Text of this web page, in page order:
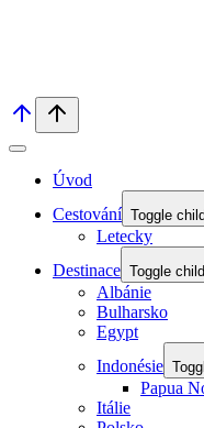
Úvod
Cestování Toggle
Letecky
Destinace Toggle
Albánie
Bulharsko
Egypt
Indonésie
Papua
Itálie